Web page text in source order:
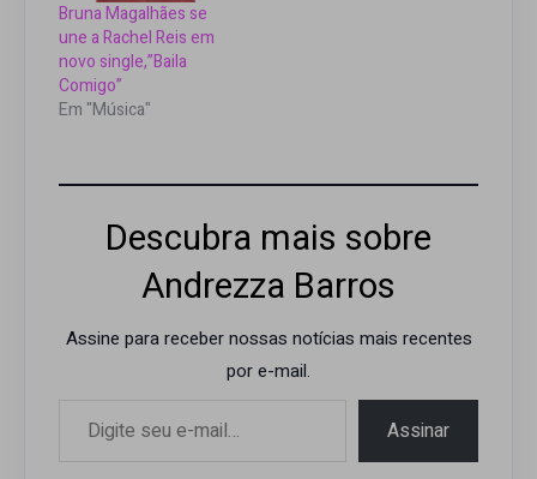
Bruna Magalhães se
une a Rachel Reis em
novo single,”Baila
Comigo”
Em "Música"
Descubra mais sobre
Andrezza Barros
Assine para receber nossas notícias mais recentes
por e-mail.
Assinar